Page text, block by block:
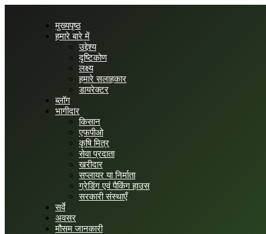
मुख्यपृष्ठ
हमारे बारे में
उद्देश्य
दृष्टिकोण
लक्ष्य
हमारे सलाहकार
डायरेक्टर
ब्लॉग
भागीदार
किसान
एफपीओ
कृषि मित्र
सेवा प्रदाता
खरीदार
सप्लायर या निर्माता
ग्रेडिंग एवं पैकिंग हाउस
सरकारी संस्थाएँ
सर्वे
अवसर
मौसम जानकारी